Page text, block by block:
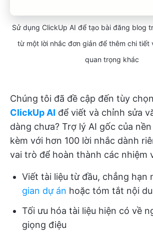
Sử dụng ClickUp AI để tạo bài đăng blog
từ một lời nhắc đơn giản để thêm chi tiết
quan trọng khác
Chúng tôi đã đề cập đến tùy
ClickUp AI để viết và chỉnh sửa
dàng chưa? Trợ lý AI gốc của
kèm với hơn 100 lời nhắc dành
vai trò để hoàn thành các nhiệm
Viết tài liệu từ đầu, chẳng hạn
gian dự án hoặc tóm tắt nội
Tối ưu hóa tài liệu hiện có về
giọng điệu